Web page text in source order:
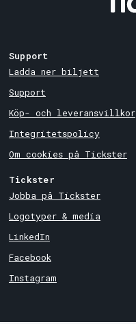
Support
Ladda ner biljett
Support
Köp- och leveransvillkor
Integritetspolicy
Om cookies på Tickster
Tickster
Jobba på Tickster
Logotyper & media
LinkedIn
Facebook
Instagram